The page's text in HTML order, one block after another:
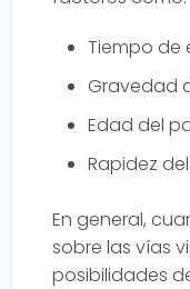
Tiempo de
Gravedad
Edad del
Rapidez
En general,
sobre las vías
posibilidades